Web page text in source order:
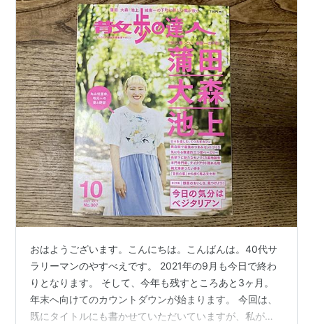
おはようございます。こんにちは。こんばんは。40代サ
ラリーマンのやすべえです。 2021年の9月も今日で終わ
りとなります。 そして、今年も残すところあと3ヶ月。
年末へ向けてのカウントダウンが始まります。 今回は、
既にタイトルにも書かせていただいていますが、私が毎